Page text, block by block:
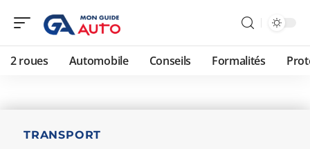
2 roues Automobile Conseils Formalités
TRANSPORT